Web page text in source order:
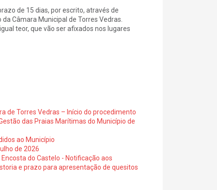
de 15 dias, por escrito, através de
Câmara Municipal de Torres Vedras.
teor, que vão ser afixados nos lugares
de Torres Vedras – Início do procedimento
das Praias Marítimas do Município de
ao Município
de 2026
do Castelo - Notificação aos
e prazo para apresentação de quesitos